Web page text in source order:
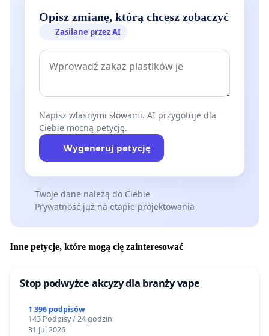
Opisz zmianę, którą chcesz zobaczyć
Zasilane przez AI
Napisz własnymi słowami. AI przygotuje dla
Ciebie mocną petycję.
Wygeneruj petycję
Twoje dane należą do Ciebie
Prywatność już na etapie projektowania
Inne petycje, które mogą cię zainteresować
Stop podwyżce akcyzy dla branży vape
1 396 podpisów
143 Podpisy / 24 godzin
31 Jul 2026